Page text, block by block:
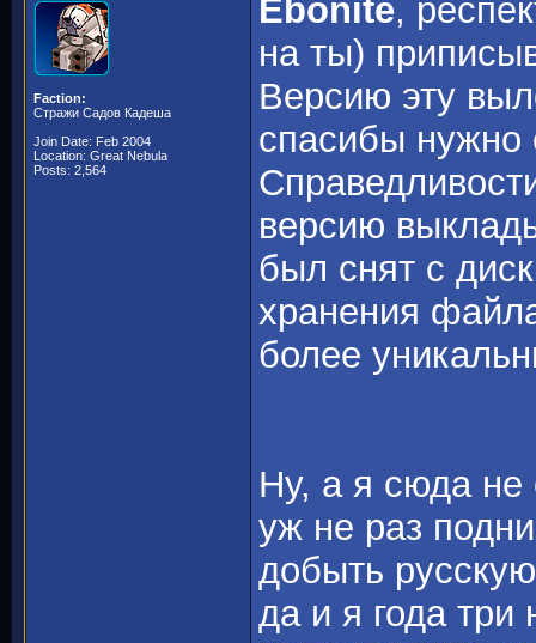
Faction:
Стражи Садов Кадеша
Join Date: Feb 2004
Location: Great Nebula
Posts: 2,564
Ebonite,
на ты)
Версию эту
спасибы нужно
версию
был снят с
хранения
более
Ну, а я сюда не
уж не раз
добыть
да и я года три